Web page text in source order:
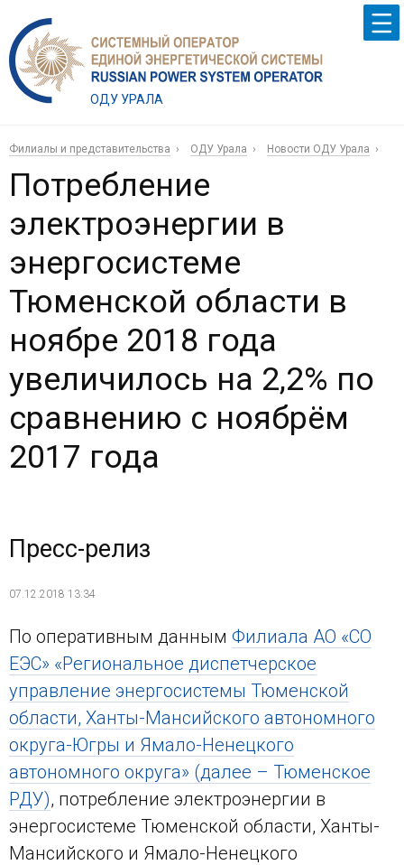
ОДУ УРАЛА
Филиалы и представительства ОДУ Урала Новости ОДУ Урала
Потребление
электроэнергии в
энергосистеме
Тюменской области в
ноябре 2018 года
увеличилось на 2,2% по
сравнению с ноябрём
2017 года
Пресс-релиз
07.12.2018 13:34
По оперативным данным Филиала АО «СО
ЕЭС» «Региональное диспетчерское
управление энергосистемы Тюменской
области, Ханты-Мансийского автономного
округа-Югры и Ямало-Ненецкого
автономного округа» (далее – Тюменское
РДУ), потребление электроэнергии в
энергосистеме Тюменской области, Ханты-
Мансийского и Ямало-Ненецкого